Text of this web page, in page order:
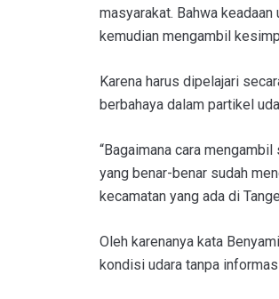
masyarakat. Bahwa
kemudian mengambil
Karena harus dipelajari
berbahaya dalam partikel
“Bagaimana cara
yang benar-benar sudah
kecamatan yang ada di
Oleh karenanya kata
kondisi udara tanpa